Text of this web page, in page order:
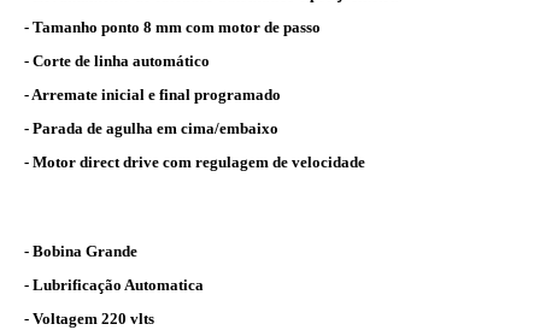
- Tamanho ponto 8 mm com motor de passo
- Corte de linha automático
- Arremate inicial e final programado
- Parada de agulha em cima/embaixo
- Motor direct drive com regulagem de velocidade
- Bobina Grande
- Lubrificação Automatica
- Voltagem 220 vlts